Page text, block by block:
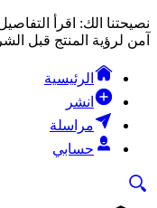
نصيحتنا الك: اقرأ
آمن لرؤية المنتج قبل
الرئيسية
انشر
مراسلة
حسابي